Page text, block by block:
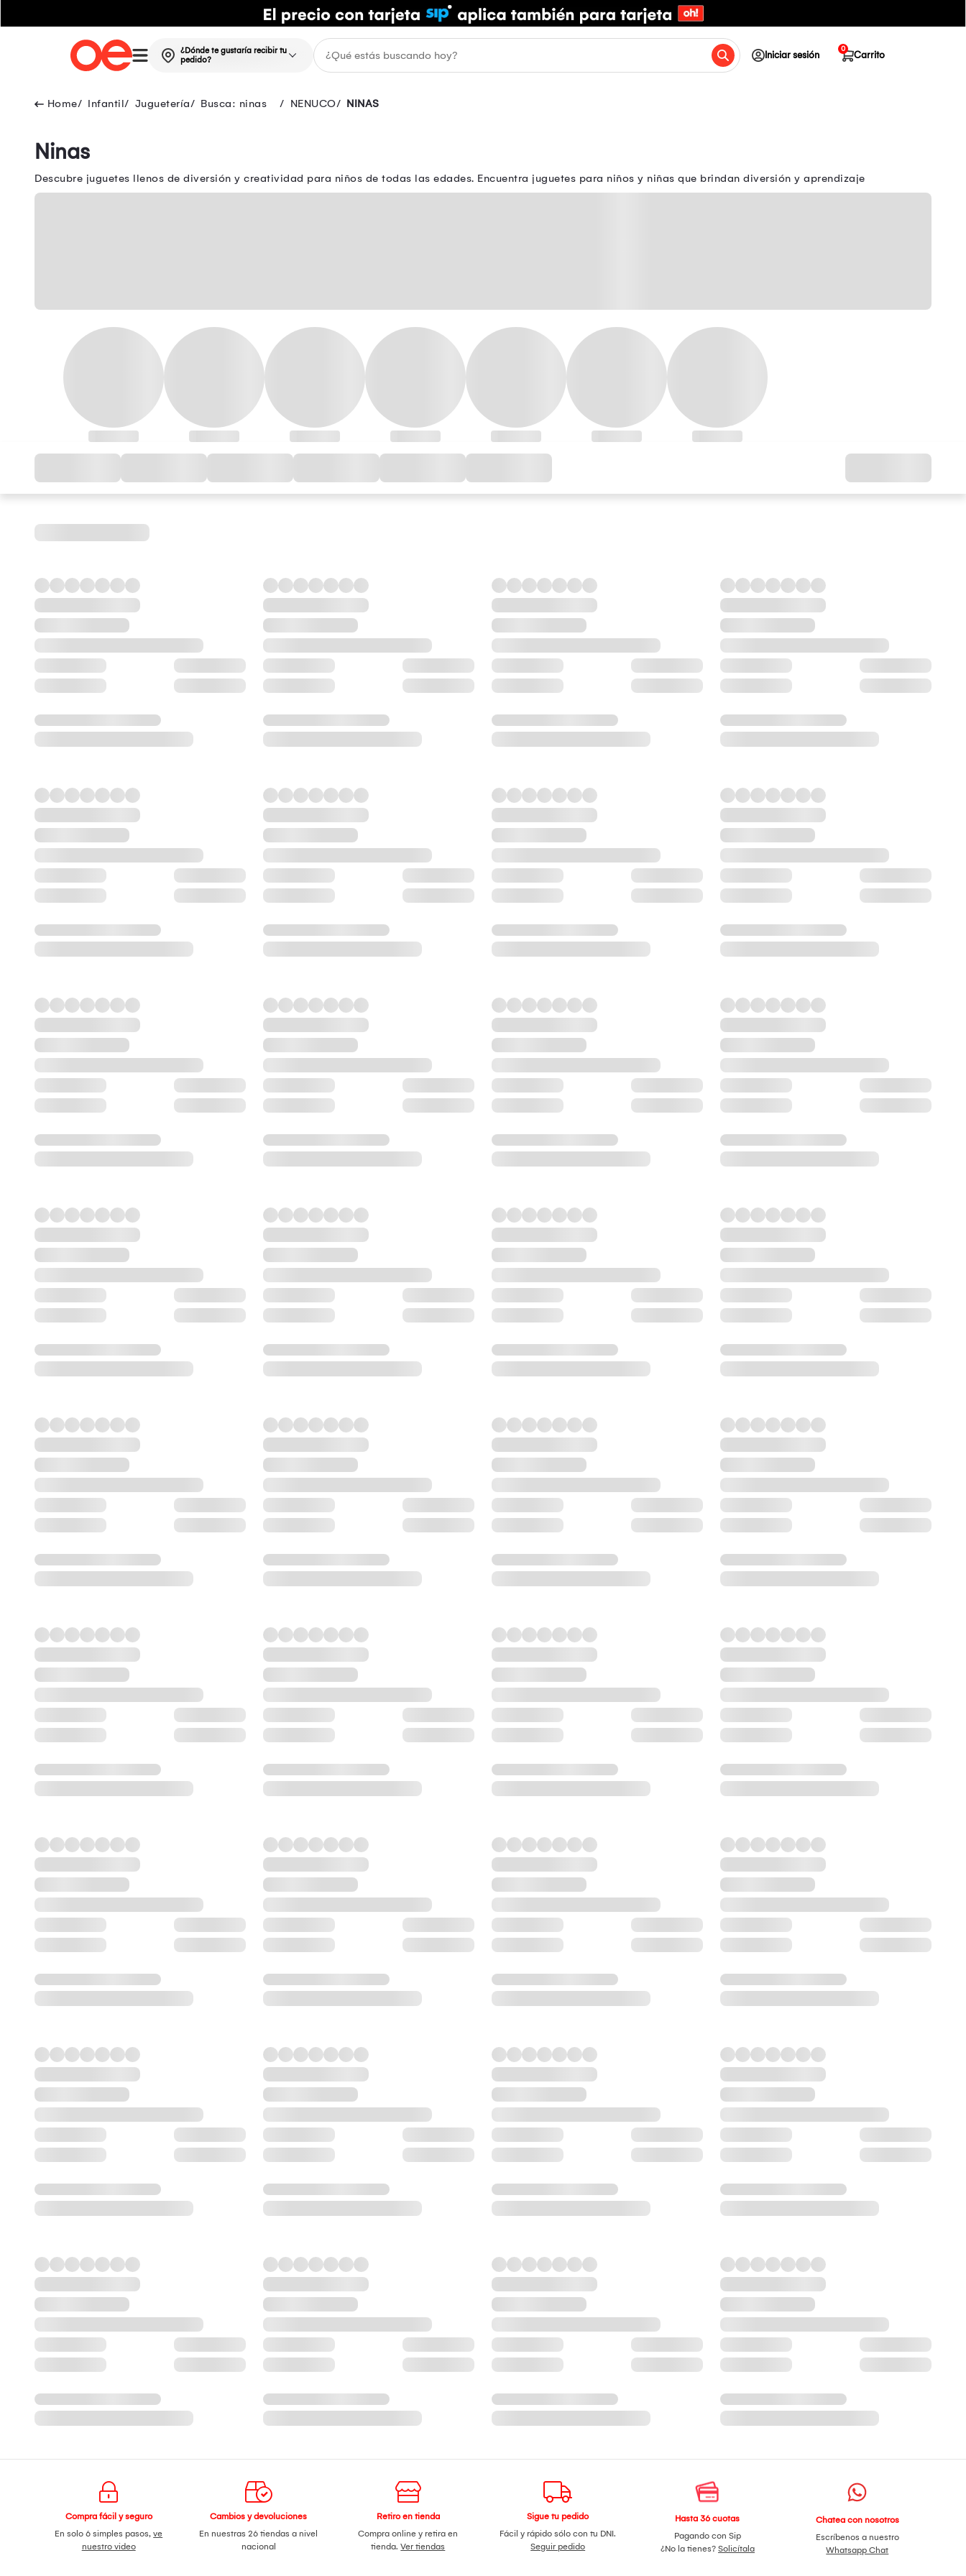
¿Dónde te gustaría recibir tu
pedido?
Iniciar sesión Carrito
0
Infantil Juguetería Busca: ninas NENUCO NINAS
Ninas
Descubre juguetes llenos de diversión y creatividad para niños de todas las edades. Encuentra juguetes para niños y niñas que brindan diversión y aprendizaje
Compra fácil y seguro
En solo 6 simples pasos,ve
nuestro video
Cambios y devoluciones
En nuestras 26 tiendas a nivel
nacional
Retiro en tienda
Compra online y retira en
tienda.Ver tiendas
Sigue tu pedido
Fácil y rápido sólo con tu DNI.
Seguir pedido
Hasta 36 cuotas
Pagando con Sip
¿No la tienes? Solicítala
Chatea con nosotros
Escríbenos a nuestro
Whatsapp Chat